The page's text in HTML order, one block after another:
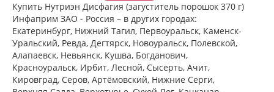
Купить Нутриэн Дисфагия (загуститель порошок 370 г)
Инфаприм ЗАО - Россия – в других городах:
Екатеринбург, Нижний Тагил, Первоуральск, Каменск-
Уральский, Ревда, Дегтярск, Новоуральск, Полевской,
Алапаевск, Невьянск, Кушва, Богданович,
Красноуральск, Ирбит, Лесной, Сысерть, Ачит,
Кировград, Серов, Артёмовский, Нижние Cерги,